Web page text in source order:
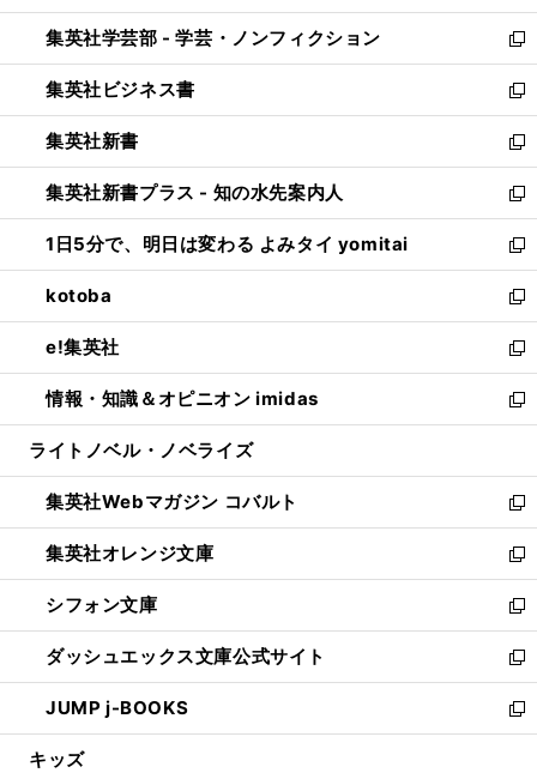
開
く
ウ
で
開
く
ン
ド
ウ
で
開
く
ウ
ィ
ン
ド
ウ
で
開
く
集英社学芸部 - 学芸・ノンフィクション
新
し
い
ウ
ィ
ン
ド
ウ
で
開
く
集英社ビジネス書
新
し
い
ウ
ィ
ン
ド
ウ
で
開
く
集英社新書
新
し
い
ウ
ィ
ン
ド
ウ
で
開
く
集英社新書プラス - 知の水先案内人
新
し
い
ウ
ィ
ン
ド
ウ
で
開
1日5分で、明日は変わる よみタイ yomitai
新
し
い
ウ
ィ
ン
ド
ウ
開
く
kotoba
新
し
い
ウ
ィ
ン
ウ
で
開
く
e!集英社
新
し
い
ウ
ン
ド
ウ
で
開
く
情報・知識＆オピニオン imidas
新
し
ウ
ィ
ン
ド
ウ
で
開
く
ライトノベル・ノベライズ
集英社Webマガジン コバルト
新
し
い
ウ
ィ
ン
ド
ウ
で
開
集英社オレンジ文庫
新
し
い
ウ
ィ
ン
ド
ウ
シフォン文庫
新
し
い
ウ
ィ
ン
ダッシュエックス文庫公式サイト
新
し
い
ウ
JUMP j-BOOKS
新
し
キッズ